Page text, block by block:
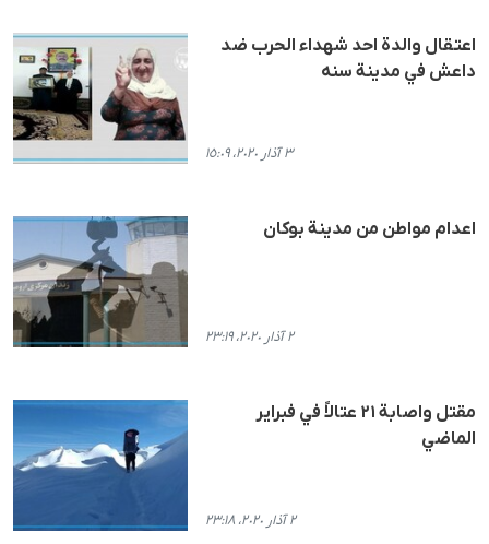
اعتقال والدة احد شهداء الحرب ضد
داعش في مدينة سنه
٣ آذار ٢٠٢٠، ١٥:٠٩
اعدام مواطن من مدينة بوكان
٢ آذار ٢٠٢٠، ٢٣:١٩
مقتل واصابة ٢١ عتالاً في فبراير
الماضي
٢ آذار ٢٠٢٠، ٢٣:١٨